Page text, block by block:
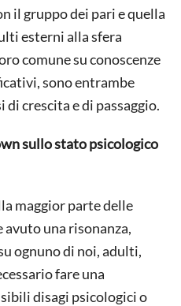
il gruppo dei pari e quella
esterni alla sfera
comune su conoscenze
sono entrambe
crescita e di passaggio.
sullo stato psicologico
maggior parte delle
una risonanza,
ognuno di noi, adulti,
fare una
disagi psicologici o